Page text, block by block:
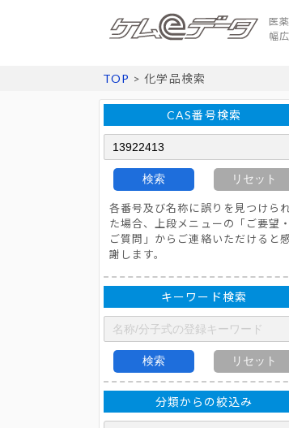
医
幅
TOP > 化学品検索
CAS番号検索
検索 リセット
各番号及び名称に誤りを見つけら
た場合、上段メニューの「ご要望・
ご質問」からご連絡いただけると
謝します。
キーワード検索
検索 リセット
分類からの絞込み